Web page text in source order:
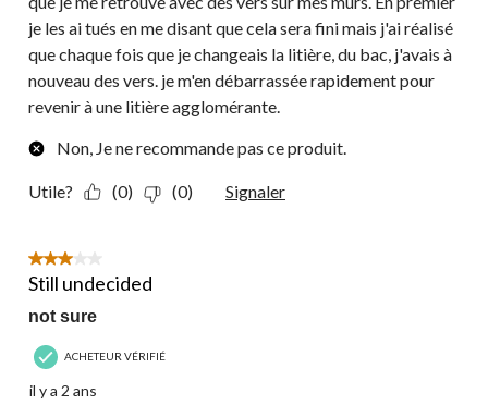
je les ai tués en me disant que cela sera fini mais j'ai réalisé
que chaque fois que je changeais la litière, du bac, j'avais à
nouveau des vers. je m'en débarrassée rapidement pour
revenir à une litière agglomérante.
Non, Je ne recommande pas ce produit.
Utile? (0) (0) Signaler
3 étoile(s) sur 5.
Still undecided
not sure
ACHETEUR VÉRIFIÉ
il y a 2 ans